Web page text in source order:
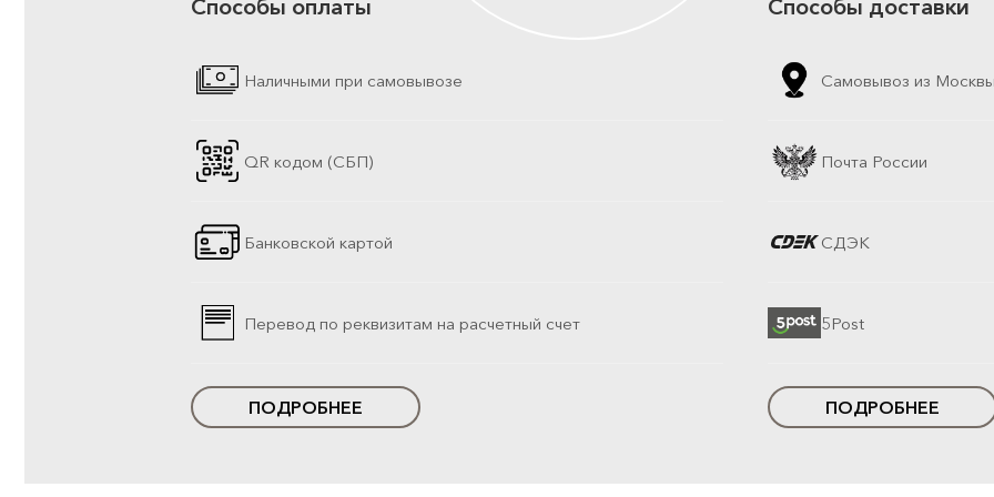
Способы оплаты
Наличными при самовывозе
QR кодом (СБП)
Банковской картой
Перевод по реквизитам на расчетный счет
ПОДРОБНЕЕ
Способы доставки
Самовывоз из
Почта России
СДЭК
5Post
ПОДРОБНЕЕ